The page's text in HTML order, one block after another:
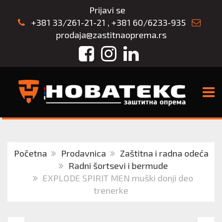
Prijavi se
+381 33/261-21-21 , +381 60/6233-935
prodaja@zastitnaoprema.rs
FacebookInstagram
LinkedIn
Početna Prodavnica
Zaštitna i radna odeća
Radni šortsevi i bermude
EXPLODE SPIRIT MEN muški donji deo
trenerke